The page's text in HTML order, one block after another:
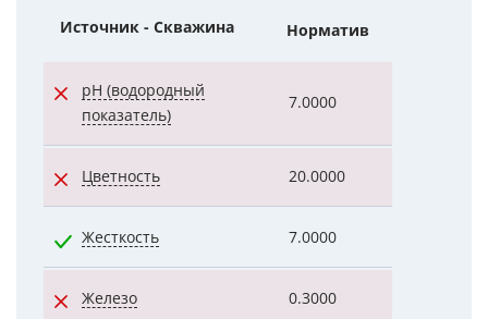
Источник - Скважина Норматив
pH (водородный
показатель)
7.0000
Цветность 20.0000
Жесткость 7.0000
Железо 0.3000